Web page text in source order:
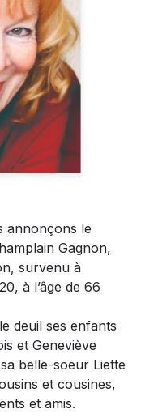
annonçons le
Gagnon,
survenu à
à l’âge de 66
deuil ses enfants
et Geneviève
belle-soeur Liette
et cousines,
et amis.